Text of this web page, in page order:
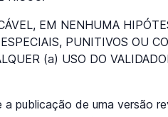
EM NENHUMA
PUNITIVOS OU
(a) USO DO
publicação de uma versão